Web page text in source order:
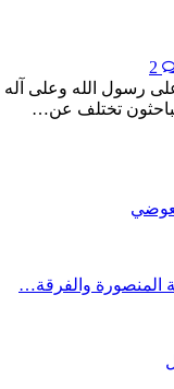
على رسول الله وعلى
تختلف عن…
المنصورة والفرقة…